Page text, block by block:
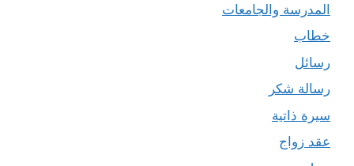
المدرسة والجامعات
خطاب
رسائل
رسالة شكر
سيرة ذاتية
عقد زواج